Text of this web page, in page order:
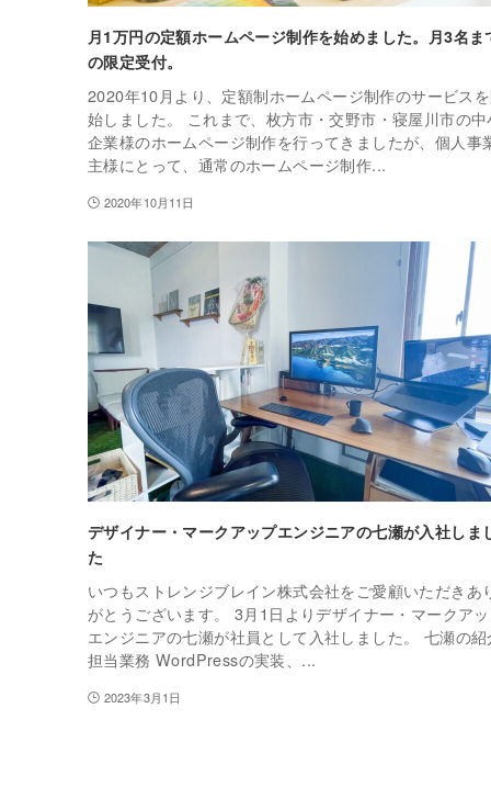
月1万円の定額ホームページ制作を始めました。月3名ま
の限定受付。
2020年10月より、定額制ホームページ制作のサービス
始しました。 これまで、枚方市・交野市・寝屋川市の中
企業様のホームページ制作を行ってきましたが、個人事
主様にとって、通常のホームページ制作...
2020年10月11日
デザイナー・マークアップエンジニアの七瀬が入社しま
た
いつもストレンジブレイン株式会社をご愛顧いただきあ
がとうございます。 3月1日よりデザイナー・マークア
エンジニアの七瀬が社員として入社しました。 七瀬の紹
担当業務 WordPressの実装、...
2023年3月1日